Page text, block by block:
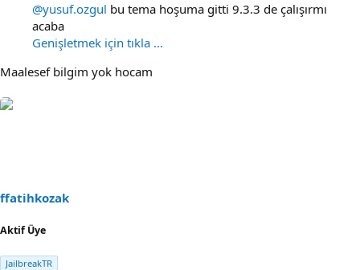
@yusuf.ozgul bu tema hoşuma gitti 9.3.3 de çalışırmı
acaba
Genişletmek için tıkla ...
Maalesef bilgim yok hocam
ffatihkozak
Aktif Üye
JailbreakTR